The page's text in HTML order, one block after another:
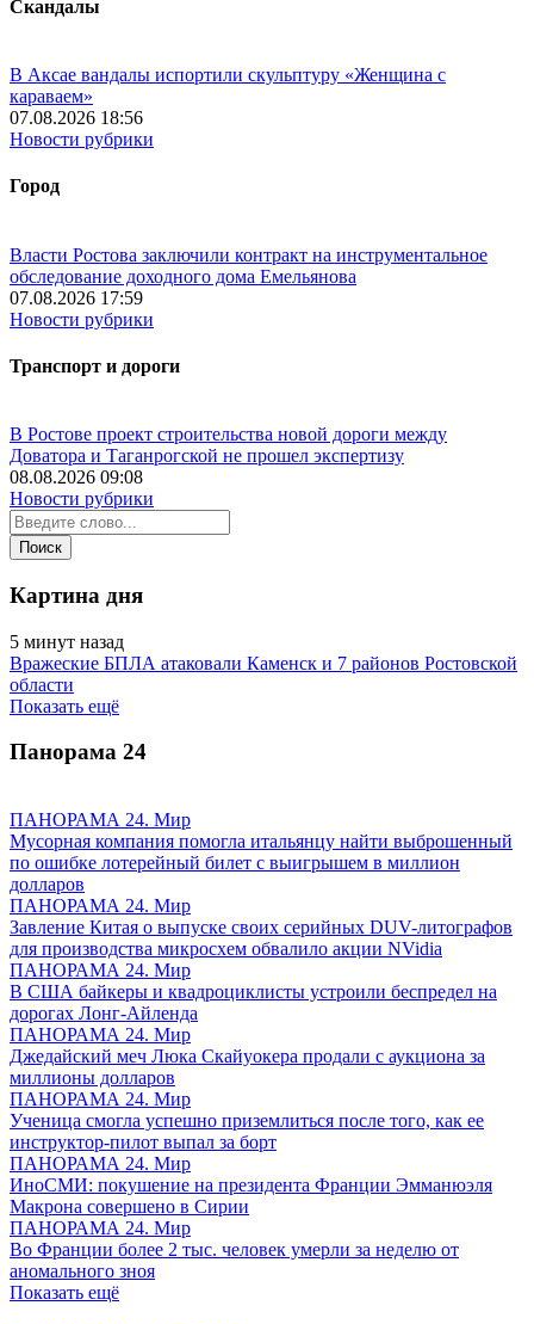
Скандалы
В Аксае вандалы испортили скульптуру «Женщина с
караваем»
07.08.2026 18:56
Новости рубрики
Город
Власти Ростова заключили контракт на инструментальное
обследование доходного дома Емельянова
07.08.2026 17:59
Новости рубрики
Транспорт и дороги
В Ростове проект строительства новой дороги между
Доватора и Таганрогской не прошел экспертизу
08.08.2026 09:08
Новости рубрики
Картина дня
5 минут назад
Вражеские БПЛА атаковали Каменск и 7 районов Ростовской
области
Показать ещё
Панорама 24
ПАНОРАМА 24. Мир
Мусорная компания помогла итальянцу найти выброшенный
по ошибке лотерейный билет с выигрышем в миллион
долларов
ПАНОРАМА 24. Мир
Завление Китая о выпуске своих серийных DUV-литографов
для производства микросхем обвалило акции NVidia
ПАНОРАМА 24. Мир
В США байкеры и квадроциклисты устроили беспредел на
дорогах Лонг-Айленда
ПАНОРАМА 24. Мир
Джедайский меч Люка Скайуокера продали с аукциона за
миллионы долларов
ПАНОРАМА 24. Мир
Ученица смогла успешно приземлиться после того, как ее
инструктор-пилот выпал за борт
ПАНОРАМА 24. Мир
ИноСМИ: покушение на президента Франции Эмманюэля
Макрона совершено в Сирии
ПАНОРАМА 24. Мир
Во Франции более 2 тыс. человек умерли за неделю от
аномального зноя
Показать ещё